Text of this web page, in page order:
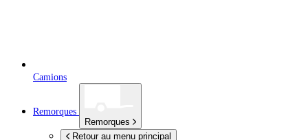
Camions
Remorques
Remorques
Retour au menu principal